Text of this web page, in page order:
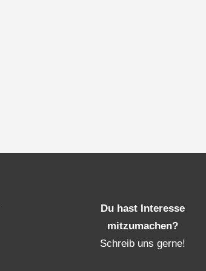
Du hast Interesse
mitzumachen?
Schreib uns gerne!